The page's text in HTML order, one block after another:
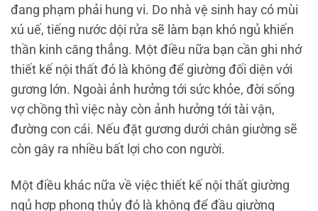
đang phạm phải hung vi. Do nhà vệ sinh hay có mùi
xú uế, tiếng nước dội rửa sẽ làm bạn khó ngủ khiến
thần kinh căng thẳng. Một điều nữa bạn cần ghi nhớ
thiết kế nội thất đó là không để giường đối diện với
gương lớn. Ngoài ảnh hưởng tới sức khỏe, đời sống
vợ chồng thì việc này còn ảnh hưởng tới tài vận,
đường con cái. Nếu đặt gương dưới chân giường sẽ
còn gây ra nhiều bất lợi cho con người.
Một điều khác nữa về việc thiết kế nội thất giường
ngủ hợp phong thủy đó là không để đầu giường